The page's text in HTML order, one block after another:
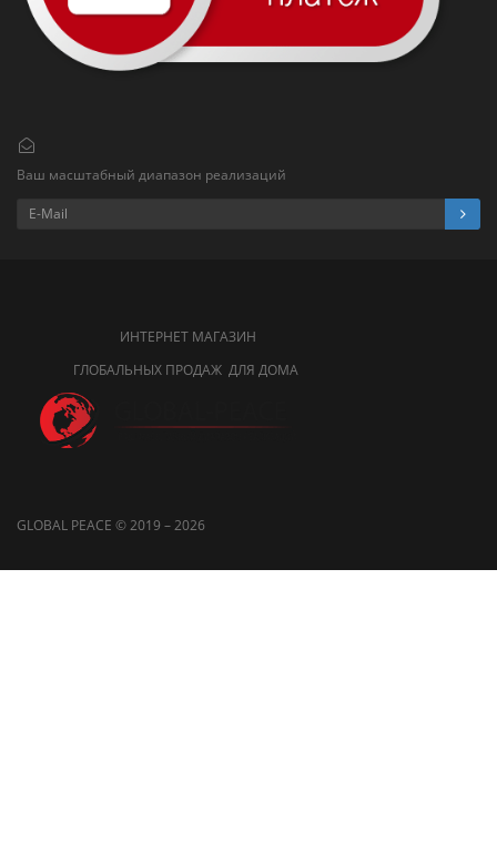
Ваш масштабный диапазон реализаций
ИНТЕРНЕТ МАГАЗИН
ГЛОБАЛЬНЫХ ПРОДАЖ ДЛЯ ДОМА
GLOBAL PEACE © 2019 – 2026